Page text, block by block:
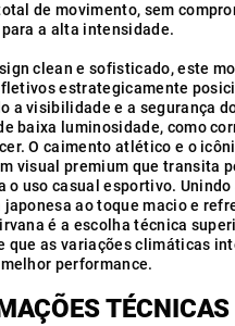
de movimento, sem
a alta intensidade.
clean e sofisticado, este
estrategicamente
a visibilidade e a segurança
baixa luminosidade, como
O caimento atlético e o
visual premium que transita
o uso casual esportivo.
japonesa ao toque macio e
é a escolha técnica
que as variações climáticas
performance.
TÉCNICAS